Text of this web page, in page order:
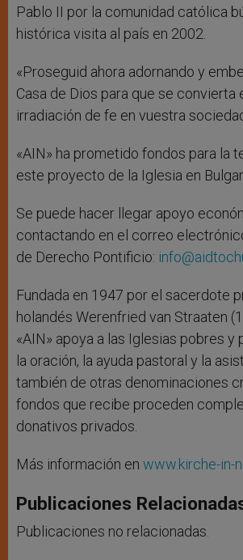
Pablo II por la comunidad católica
histórica visita al país en 2002.
«Proseguid ahora adornando y
Casa de Dios para que se convierta
irradiación de fe en vuestra
«AIN» ha prometido fondos para la
este proyecto de la Iglesia en
Se puede hacer llegar apoyo
contactando en el correo
de Derecho Pontificio:
Fundada en 1947 por el sacerdote
holandés Werenfried van Straaten
«AIN» apoya a las Iglesias pobres y
la oración, la ayuda pastoral y la
también de otras denominaciones
fondos que recibe proceden
donativos privados.
Más información en www.kirche-in-
Publicaciones
Publicaciones no relacionadas.